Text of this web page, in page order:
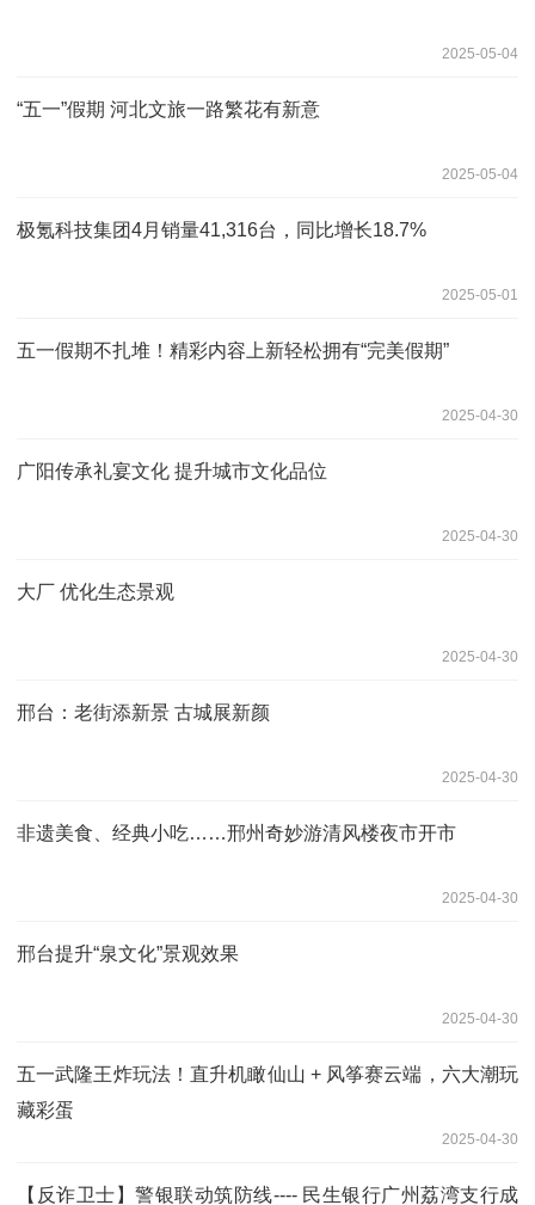
2025-05-04
“五一”假期 河北文旅一路繁花有新意
2025-05-04
极氪科技集团4月销量41,316台，同比增长18.7%
2025-05-01
五一假期不扎堆！精彩内容上新轻松拥有“完美假期”
2025-04-30
广阳传承礼宴文化 提升城市文化品位
2025-04-30
大厂 优化生态景观
2025-04-30
邢台：老街添新景 古城展新颜
2025-04-30
非遗美食、经典小吃……邢州奇妙游清风楼夜市开市
2025-04-30
邢台提升“泉文化”景观效果
2025-04-30
五一武隆王炸玩法！直升机瞰仙山 + 风筝赛云端，六大潮玩
藏彩蛋
2025-04-30
【反诈卫士】警银联动筑防线---- 民生银行广州荔湾支行成